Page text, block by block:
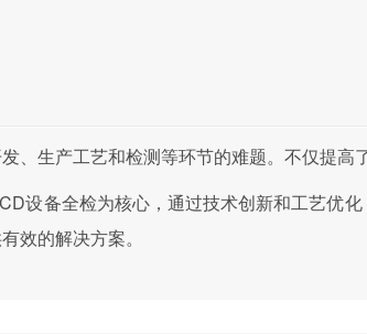
、生产工艺和检测等环节的难题。不仅提高
设备全检为核心，通过技术创新和工艺优
效的解决方案。